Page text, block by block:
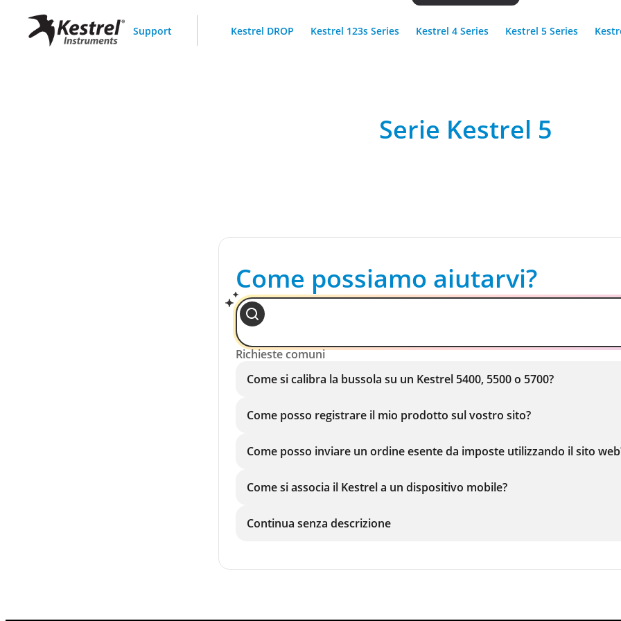
Support Kestrel DROP Kestrel 123s Series Kestrel 4 Series Kestrel 5 Series
Serie Kestrel 5
Come possiamo aiutarvi?
Richieste comuni
Come si calibra la bussola su un Kestrel 5400, 5500 o 5700?
Come posso registrare il mio prodotto sul vostro sito?
Come posso inviare un ordine esente da imposte utilizzando il sito
Come si associa il Kestrel a un dispositivo mobile?
Continua senza descrizione